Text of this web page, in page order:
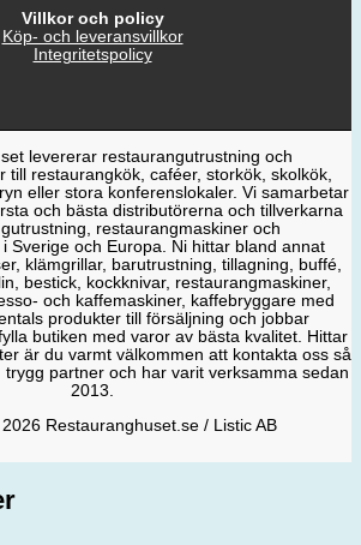
Villkor och policy
Köp- och leveransvillkor
Integritetspolicy
levererar restaurangutrustning och
till restaurangkök, caféer, storkök, skolkök,
eller stora konferenslokaler. Vi samarbetar
och bästa distributörerna och tillverkarna
restaurangmaskiner och
Sverige och Europa. Ni hittar bland annat
klämgrillar, barutrustning, tillagning, buffé,
bestick, kockknivar, restaurangmaskiner,
och kaffemaskiner, kaffebryggare med
produkter till försäljning och jobbar
butiken med varor av bästa kvalitet. Hittar
är du varmt välkommen att kontakta oss så
trygg partner och har varit verksamma sedan
2013.
Restauranghuset.se / Listic AB